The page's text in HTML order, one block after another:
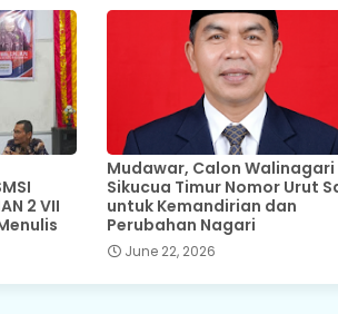
2 VII
Mudawar, Calon Walinagari
Sikucua Timur Nomor Urut
untuk Kemandirian dan
Perubahan Nagari
June 22, 2026